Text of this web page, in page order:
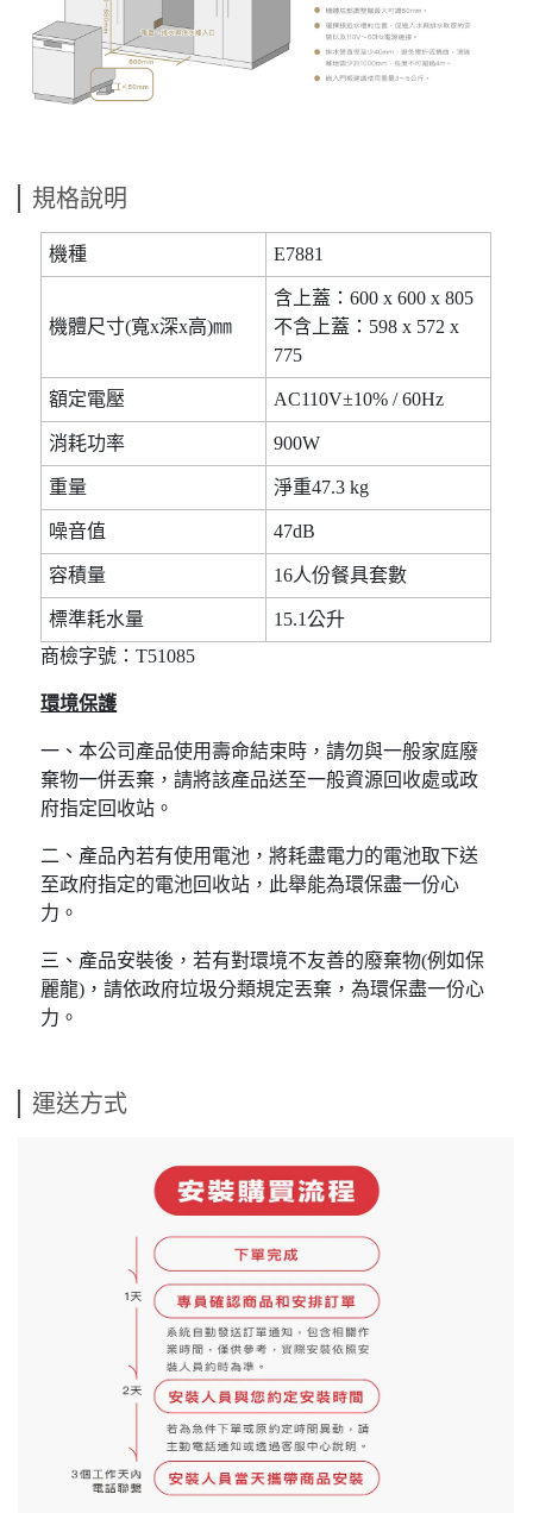
規格說明
機種 E7881
機體尺寸(寬x深x高)㎜
含上蓋：600 x 600 x 805
不含上蓋：598 x 572 x
775
額定電壓 AC110V±10% / 60Hz
消耗功率 900W
重量 淨重47.3 kg
噪音值 47dB
容積量 16人份餐具套數
標準耗水量
15.1公升
商檢字號：T51085
環境保護
一、本公司產品使用壽命結束時，請勿與一般家庭廢
棄物一併丟棄，請將該產品送至一般資源回收處或政
府指定回收站。
二、產品內若有使用電池，將耗盡電力的電池取下送
至政府指定的電池回收站，此舉能為環保盡一份心
力。
三、產品安裝後，若有對環境不友善的廢棄物(例如保
麗龍)，請依政府垃圾分類規定丟棄，為環保盡一份心
力。
運送方式